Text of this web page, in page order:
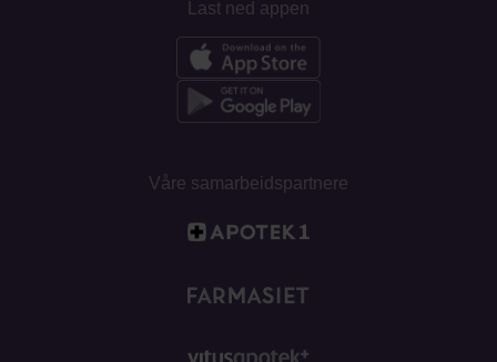
Last ned appen
Våre samarbeidspartnere